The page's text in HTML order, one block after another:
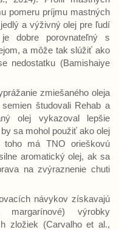
pomeru príjmu mastných
a výživný olej pre ľudí
dobre porovnateľný s
a môže tak slúžiť ako
nedostatku (Bamishaiye
zmiešaného oleja
študovali Rehab a
olej vykazoval lepšie
sa mohol použiť ako olej
toho má TNO orieškovú
aromatický olej, ak sa
na zvýraznenie chuti
návykov získavajú
výrobky
zložiek (Carvalho et al.,